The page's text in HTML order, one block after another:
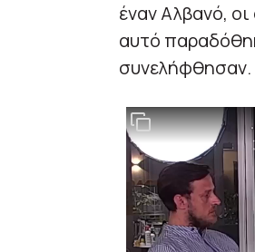
έναν Αλβανό,
αυτό
συνελήφθησαν.